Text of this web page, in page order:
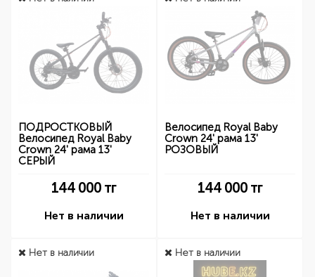
ПОДРОСТКОВЫЙ
Велосипед Royal Baby
Crown 24' рама 13'
СЕРЫЙ
144 000 тг
Нет в наличии
Велосипед Royal Baby
Crown 24' рама 13'
РОЗОВЫЙ
144 000 тг
Нет в наличии
Нет в наличии Нет в наличии